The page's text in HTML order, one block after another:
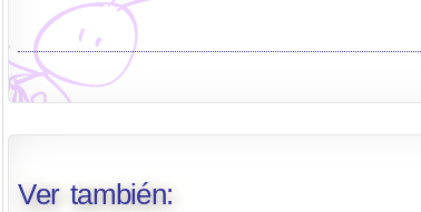
Ver también: